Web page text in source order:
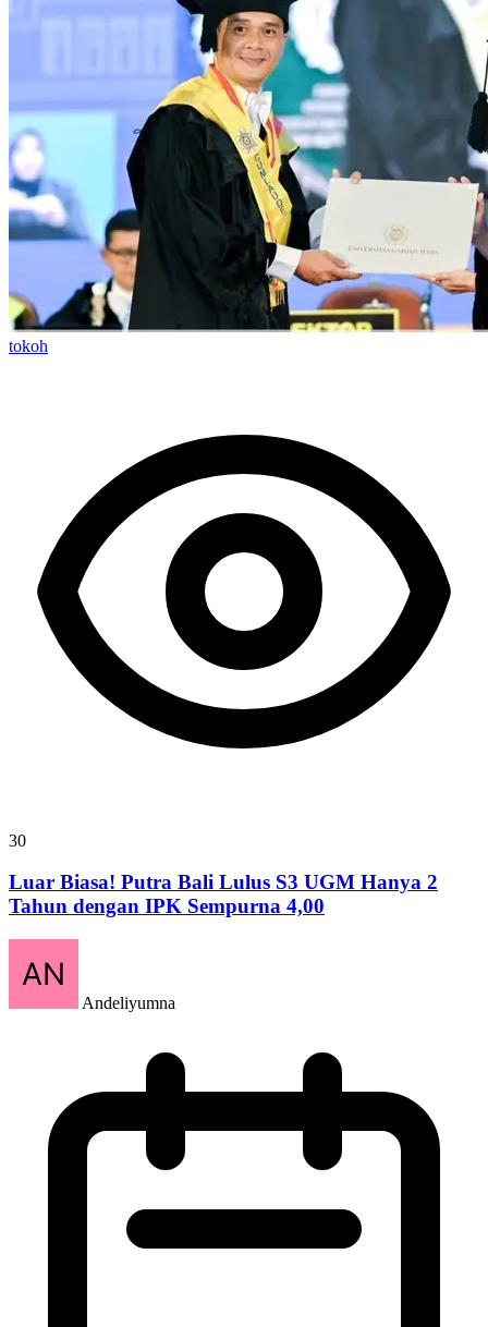
tokoh
30
Luar Biasa! Putra Bali Lulus S3 UGM Hanya 2
Tahun dengan IPK Sempurna 4,00
Andeliyumna